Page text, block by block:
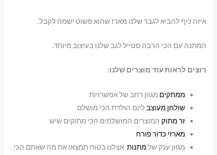
איזה כיף להביא לגבר שלנו מארז שהוא פשוט ישמח לקבל.
המתנה עם הכי הרבה סטייל לגב שלנו בעיצוב מיוחד.
רוצים לראות עוד מוצרים שלנו:
ממתקים מגוון רחב של אפשרויות
שולחן מעוצבליום הולדת הכי מושלם
זר מתוק המוצרים המושלמים הכי מתוקים שיש
מארזי כדור פורח
מגוון ענק שלמתנות אצלנו בטוח תמצאו את מה שאתם הכי